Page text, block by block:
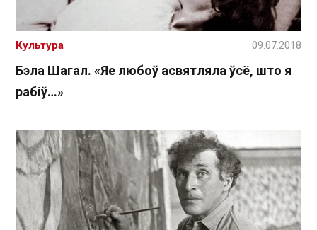
Бэла Шагал. «Яе любоў асвятляла ўсё, што я
рабіў…»
Культура 09.07.2018